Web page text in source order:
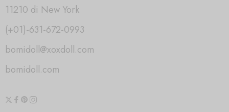
11210 di New York
(+01)-631-672-0993
bomidoll@xoxdoll.com
bomidoll.com